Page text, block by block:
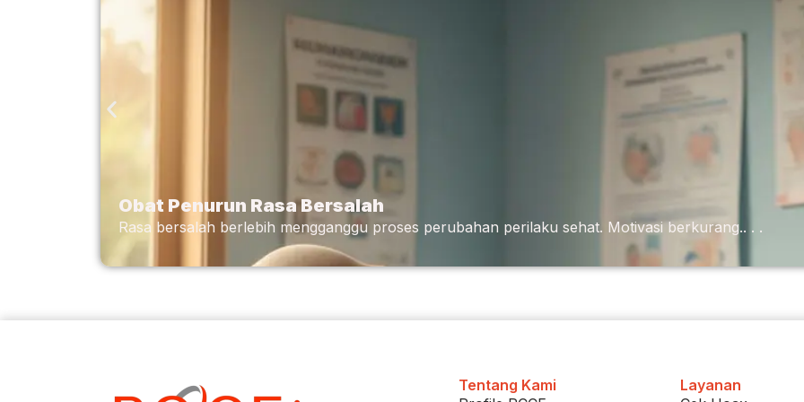
Obat Penurun Rasa Bersalah
Rasa bersalah berlebih mengganggu proses perubahan perilaku sehat. Motivasi berkurang.. . .
Tentang Kami
Layanan